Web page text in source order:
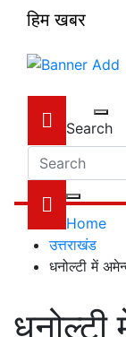
हिम खबर
Search
Home
उत्तराखंड
धनोल्टी में
धनोल्टी